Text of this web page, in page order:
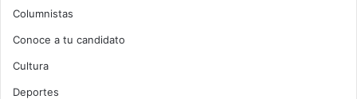
Columnistas
Conoce a tu candidato
Cultura
Deportes